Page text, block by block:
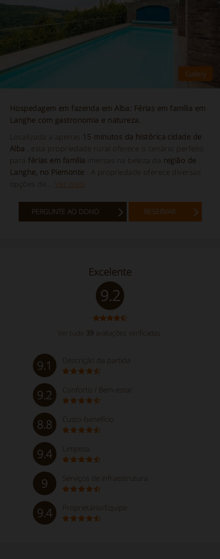
Hospedagem em fazenda em Alba: Férias em família em
Langhe com gastronomia e natureza.
Localizada a apenas 15 minutos da histórica cidade de
Alba , esta propriedade rural oferece o cenário perfeito
para férias em família imersas na beleza da região de
Langhe, no Piemonte . A propriedade oferece diversas
opções de... Ver mais
PERGUNTE AO DONO RESERVAR
9.2
Excelente
Ver tudo 39 avaliações verificadas
9.1 Descrição da partida
9.2 Conforto / Bem-estar
8.8 Custo-benefício
9.4 Limpeza
9 Serviços de infraestrutura
9.4 Proprietário/Equipe